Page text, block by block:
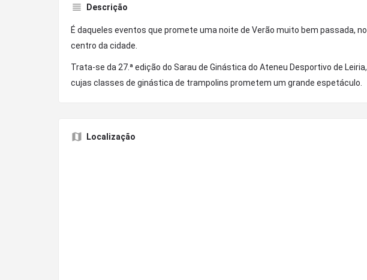
Descrição
É daqueles eventos que promete uma noite de Verão muito bem passada, no
centro da cidade.
Trata-se da 27.ª edição do Sarau de Ginástica do Ateneu Desportivo de Leiria,
cujas classes de ginástica de trampolins prometem um grande espetáculo.
Localização